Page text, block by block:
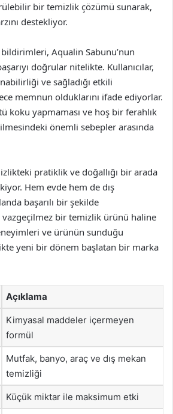
bir temizlik çözümü sunarak,
destekliyor.
bildirimleri, Aqualin Sabunu’nun
doğrular nitelikte. Kullanıcılar,
ve sağladığı etkili
memnun olduklarını ifade ediyorlar.
koku yapmaması ve hoş bir ferahlık
önemli sebepler arasında
pratiklik ve doğallığı bir arada
Hem evde hem de dış
başarılı bir şekilde
vazgeçilmez bir temizlik ürünü haline
ve ürünün sunduğu
yeni bir dönem başlatan bir marka
Açıklama
Kimyasal maddeler içermeyen
formül
Mutfak, banyo, araç ve dış mekan
temizliği
Küçük miktar ile maksimum etki